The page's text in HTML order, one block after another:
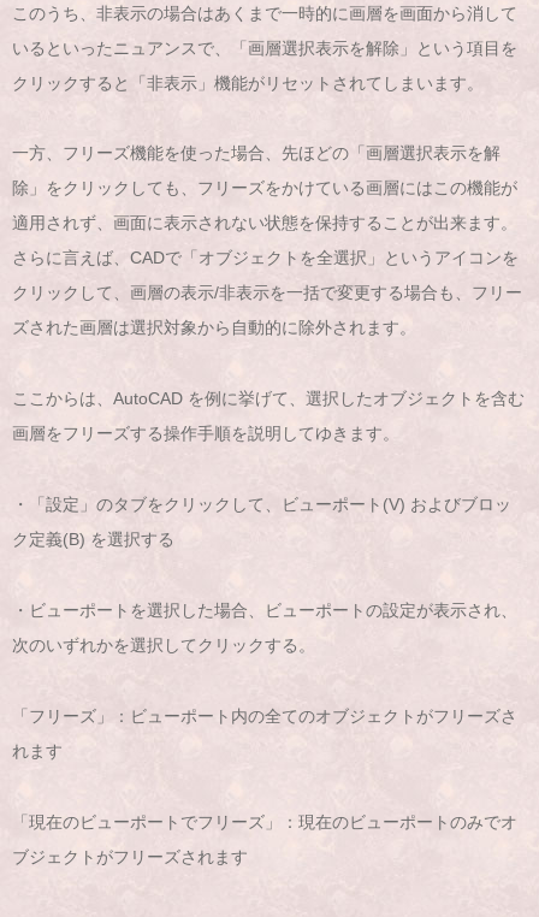
このうち、非表示の場合はあくまで一時的に画層を画面から消して
いるといったニュアンスで、「画層選択表示を解除」という項目を
クリックすると「非表示」機能がリセットされてしまいます。
一方、フリーズ機能を使った場合、先ほどの「画層選択表示を解
除」をクリックしても、フリーズをかけている画層にはこの機能が
適用されず、画面に表示されない状態を保持することが出来ます。
さらに言えば、CADで「オブジェクトを全選択」というアイコンを
クリックして、画層の表示/非表示を一括で変更する場合も、フリー
ズされた画層は選択対象から自動的に除外されます。
ここからは、AutoCAD を例に挙げて、選択したオブジェクトを含む
画層をフリーズする操作手順を説明してゆきます。
・「設定」のタブをクリックして、ビューポート(V) およびブロッ
ク定義(B) を選択する
・ビューポートを選択した場合、ビューポートの設定が表示され、
次のいずれかを選択してクリックする。
「フリーズ」：ビューポート内の全てのオブジェクトがフリーズさ
れます
「現在のビューポートでフリーズ」：現在のビューポートのみでオ
ブジェクトがフリーズされます